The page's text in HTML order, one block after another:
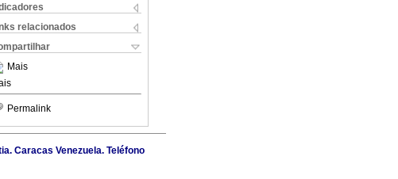
relacionados
Mais
Permalink
Caracas Venezuela. Teléfono